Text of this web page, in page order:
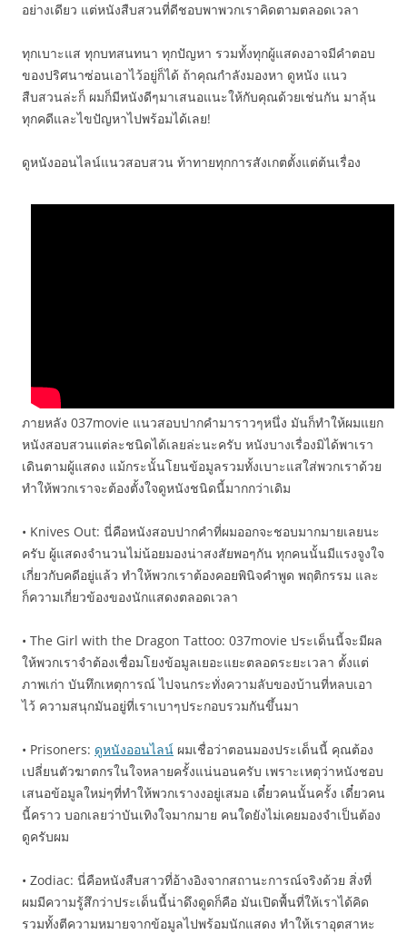
อย่างเดียว แต่หนังสืบสวนที่ดีชอบพาพวกเราคิดตามตลอดเวลา
ทุกเบาะแส ทุกบทสนทนา ทุกปัญหา รวมทั้งทุกผู้แสดงอาจมีคำตอบ
ของปริศนาซ่อนเอาไว้อยู่ก็ได้ ถ้าคุณกำลังมองหา ดูหนัง แนว
สืบสวนล่ะก็ ผมก็มีหนังดีๆมาเสนอแนะให้กับคุณด้วยเช่นกัน มาลุ้น
ทุกคดีและไขปัญหาไปพร้อมได้เลย!
ดูหนังออนไลน์แนวสอบสวน ท้าทายทุกการสังเกตตั้งแต่ต้นเรื่อง
ภายหลัง 037movie แนวสอบปากคำมาราวๆหนึ่ง มันก็ทำให้ผมแยก
หนังสอบสวนแต่ละชนิดได้เลยล่ะนะครับ หนังบางเรื่องมิได้พาเรา
เดินตามผู้แสดง แม้กระนั้นโยนข้อมูลรวมทั้งเบาะแสใส่พวกเราด้วย
ทำให้พวกเราจะต้องตั้งใจดูหนังชนิดนี้มากกว่าเดิม
• Knives Out: นี่คือหนังสอบปากคำที่ผมออกจะชอบมากมายเลยนะ
ครับ ผู้แสดงจำนวนไม่น้อยมองน่าสงสัยพอๆกัน ทุกคนนั้นมีแรงจูงใจ
เกี่ยวกับคดีอยู่แล้ว ทำให้พวกเราต้องคอยพินิจคำพูด พฤติกรรม และ
ก็ความเกี่ยวข้องของนักแสดงตลอดเวลา
• The Girl with the Dragon Tattoo: 037movie ประเด็นนี้จะมีผล
ให้พวกเราจำต้องเชื่อมโยงข้อมูลเยอะแยะตลอดระยะเวลา ตั้งแต่
ภาพเก่า บันทึกเหตุการณ์ ไปจนกระทั่งความลับของบ้านที่หลบเอา
ไว้ ความสนุกมันอยู่ที่เราเบาๆประกอบรวมกันขึ้นมา
• Prisoners: ดูหนังออนไลน์ ผมเชื่อว่าตอนมองประเด็นนี้ คุณต้อง
เปลี่ยนตัวฆาตกรในใจหลายครั้งแน่นอนครับ เพราะเหตุว่าหนังชอบ
เสนอข้อมูลใหม่ๆที่ทำให้พวกเรางงอยู่เสมอ เดี๋ยวคนนั้นครั้ง เดี๋ยวคน
นี้คราว บอกเลยว่าบันเทิงใจมากมาย คนใดยังไม่เคยมองจำเป็นต้อง
ดูครับผม
• Zodiac: นี่คือหนังสืบสาวที่อ้างอิงจากสถานะการณ์จริงด้วย สิ่งที่
ผมมีความรู้สึกว่าประเด็นนี้น่าดึงดูดก็คือ มันเปิดพื้นที่ให้เราได้คิด
รวมทั้งตีความหมายจากข้อมูลไปพร้อมนักแสดง ทำให้เราอุตสาหะ